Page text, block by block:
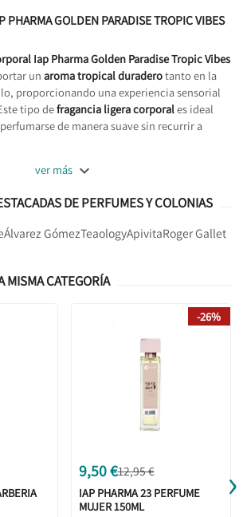
PHARMA GOLDEN PARADISE TROPIC VIBES
Iap Pharma Golden Paradise Tropic Vibes
un aroma tropical duraderotanto en la
proporcionando una experiencia sensorial
tipo defragancia ligera corporales ideal
de manera suave sin recurrir a
ver más 
DE PERFUMES Y COLONIAS
Álvarez GómezTeaologyApivitaRoger Gallet
MISMA CATEGORÍA
9,50 €12,95 €
IAP PHARMA 23 PERFUME
MUJER 150ML
-26%
›